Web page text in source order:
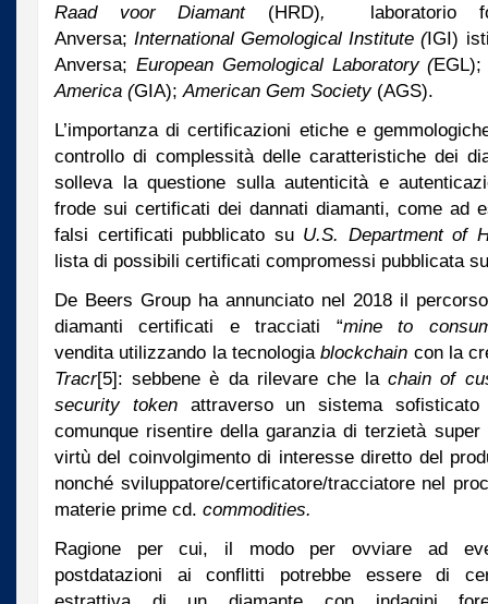
Raad voor Diamant (HRD),
laboratorio
Anversa;International Gemological Institute (IGI)
Anversa; European Gemological Laboratory (
America (GIA); American Gem Society (AGS).
L’importanza di certificazioni etiche e
controllo di complessità delle caratteristiche dei
solleva la questione sulla autenticità e
frode sui certificati dei dannati diamanti, come ad
falsi certificati pubblicato su U.S. Department of
lista di possibili certificati compromessi pubblicata
De Beers Group ha annunciato nel 2018 il
diamanti certificati e tracciati “mine to
vendita utilizzando la tecnologiablockchain con la
Tracr[5]: sebbene è da rilevare che lachain of
security token attraverso un sistema
comunque risentire della garanzia di terzietà
virtù del coinvolgimento di interesse diretto del
nonché sviluppatore/certificatore/tracciatore nel
materie prime cd. commodities.
Ragione per cui, il modo per ovviare ad
postdatazioni ai conflitti potrebbe essere di